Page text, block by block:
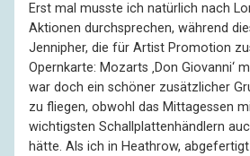
Erst mal musste ich natürlich nach
Aktionen durchsprechen, während
Jennipher, die für Artist Promotion
Opernkarte: Mozarts ‚Don Giovanni‘
war doch ein schöner zusätzlicher
zu fliegen, obwohl das Mittagessen
wichtigsten Schallplattenhändlern
hätte. Als ich in Heathrow,